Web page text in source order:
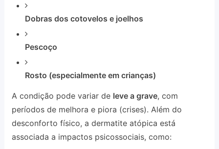
Dobras dos cotovelos e joelhos
Pescoço
Rosto (especialmente em crianças)
A condição pode variar de leve a grave, com
períodos de melhora e piora (crises). Além do
desconforto físico, a dermatite atópica está
associada a impactos psicossociais, como: